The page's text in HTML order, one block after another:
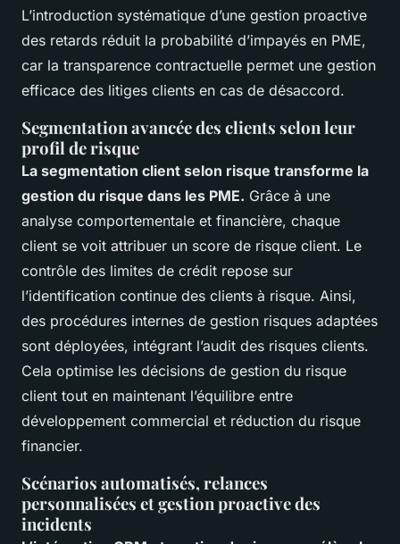
L’introduction systématique d’une gestion proactive
des retards réduit la probabilité d’impayés en PME,
car la transparence contractuelle permet une gestion
efficace des litiges clients en cas de désaccord.
Segmentation avancée des clients selon leur
profil de risque
La segmentation client selon risque transforme la
gestion du risque dans les PME. Grâce à une
analyse comportementale et financière, chaque
client se voit attribuer un score de risque client. Le
contrôle des limites de crédit repose sur
l’identification continue des clients à risque. Ainsi,
des procédures internes de gestion risques adaptées
sont déployées, intégrant l’audit des risques clients.
Cela optimise les décisions de gestion du risque
client tout en maintenant l’équilibre entre
développement commercial et réduction du risque
financier.
Scénarios automatisés, relances
personnalisées et gestion proactive des
incidents